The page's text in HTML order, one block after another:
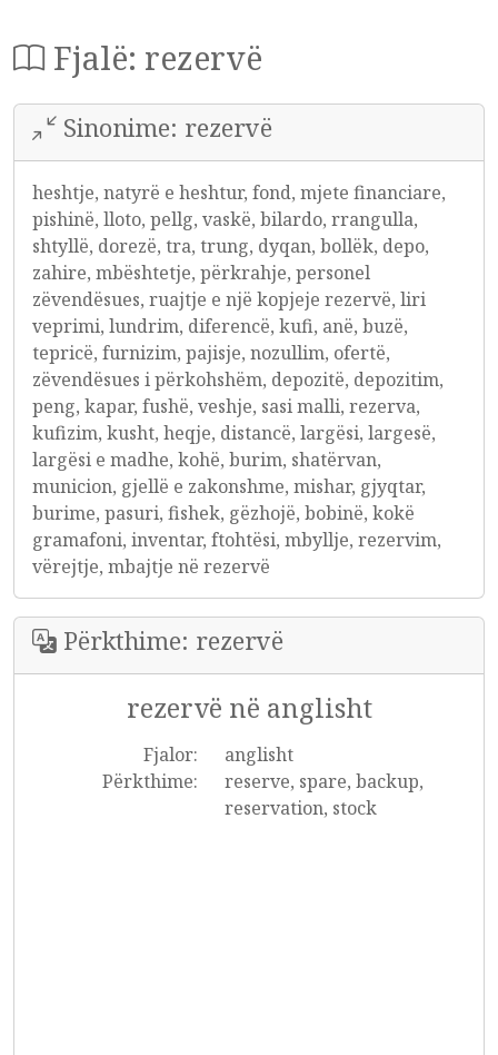
Fjalë: rezervë
Sinonime: rezervë
heshtje, natyrë e heshtur, fond, mjete financiare,
pishinë, lloto, pellg, vaskë, bilardo, rrangulla,
shtyllë, dorezë, tra, trung, dyqan, bollëk, depo,
zahire, mbështetje, përkrahje, personel
zëvendësues, ruajtje e një kopjeje rezervë, liri
veprimi, lundrim, diferencë, kufi, anë, buzë,
tepricë, furnizim, pajisje, nozullim, ofertë,
zëvendësues i përkohshëm, depozitë, depozitim,
peng, kapar, fushë, veshje, sasi malli, rezerva,
kufizim, kusht, heqje, distancë, largësi, largesë,
largësi e madhe, kohë, burim, shatërvan,
municion, gjellë e zakonshme, mishar, gjyqtar,
burime, pasuri, fishek, gëzhojë, bobinë, kokë
gramafoni, inventar, ftohtësi, mbyllje, rezervim,
vërejtje, mbajtje në rezervë
Përkthime: rezervë
rezervë në anglisht
Fjalor:
anglisht
Përkthime:
reserve, spare, backup,
reservation, stock